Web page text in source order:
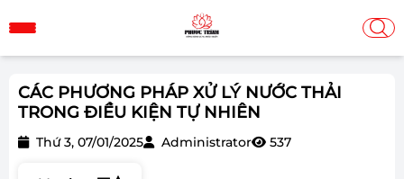
CÁC PHƯƠNG PHÁP XỬ LÝ NƯỚC THẢI
TRONG ĐIỀU KIỆN TỰ NHIÊN
Thứ 3, 07/01/2025 Administrator 537